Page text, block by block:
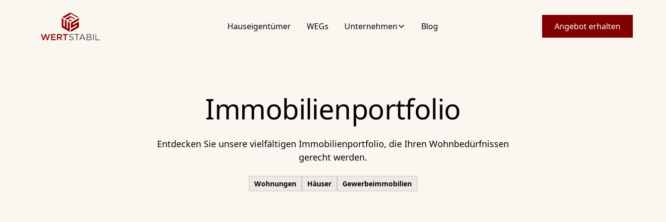
Hauseigentümer WEGs Unternehmen Blog Angebot erhalten
Immobilienportfolio
Entdecken Sie unsere vielfältigen Immobilienportfolio, die Ihren Wohnbedürfnissen
gerecht werden.
Wohnungen Häuser Gewerbeimmobilien